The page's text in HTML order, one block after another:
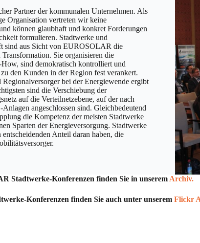
Partner der kommunalen Unternehmen. Als
Organisation vertreten wir keine
können glaubhaft und konkret Forderungen
formulieren. Stadtwerke und
sind aus Sicht von EUROSOLAR die
Sie organisieren die
sind demokratisch kontrolliert und
den Kunden in der Region fest verankert.
bei der Energiewende ergibt
sind die Verschiebung der
auf die Verteilnetzebene, auf der nach
angeschlossen sind. Gleichbedeutend
die Kompetenz der meisten Stadtwerke
Sparten der Energieversorgung. Stadtwerke
Anteil daran haben, die
Stadtwerke-Konferenzen finden Sie in unserem Archiv.
Konferenzen finden Sie auch unter unserem Flickr